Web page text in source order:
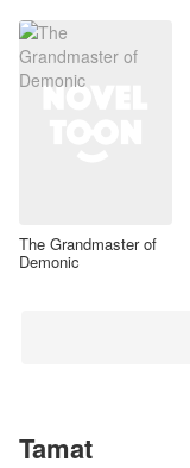
The Grandmaster of
Demonic
Tamat